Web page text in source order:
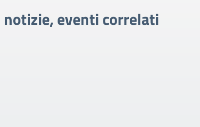
notizie, eventi correlati